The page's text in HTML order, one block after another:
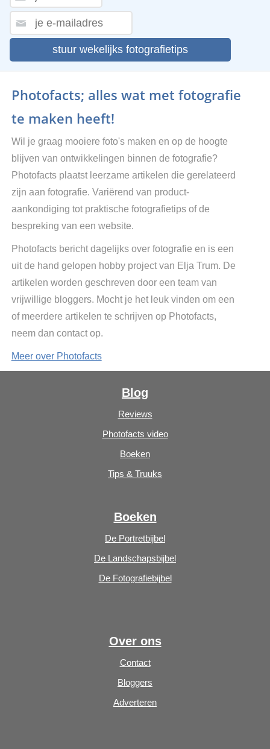
stuur wekelijks fotografietips
Photofacts; alles wat met fotografie
te maken heeft!
Wil je graag mooiere foto's maken en op de hoogte
blijven van ontwikkelingen binnen de fotografie?
Photofacts plaatst leerzame artikelen die gerelateerd
zijn aan fotografie. Variërend van product-
aankondiging tot praktische fotografietips of de
bespreking van een website.
Photofacts bericht dagelijks over fotografie en is een
uit de hand gelopen hobby project van Elja Trum. De
artikelen worden geschreven door een team van
vrijwillige bloggers. Mocht je het leuk vinden om een
of meerdere artikelen te schrijven op Photofacts,
neem dan contact op.
Meer over Photofacts
Blog
Reviews
Photofacts video
Boeken
Tips & Truuks
Boeken
De Portretbijbel
De Landschapsbijbel
De Fotografiebijbel
Over ons
Contact
Bloggers
Adverteren